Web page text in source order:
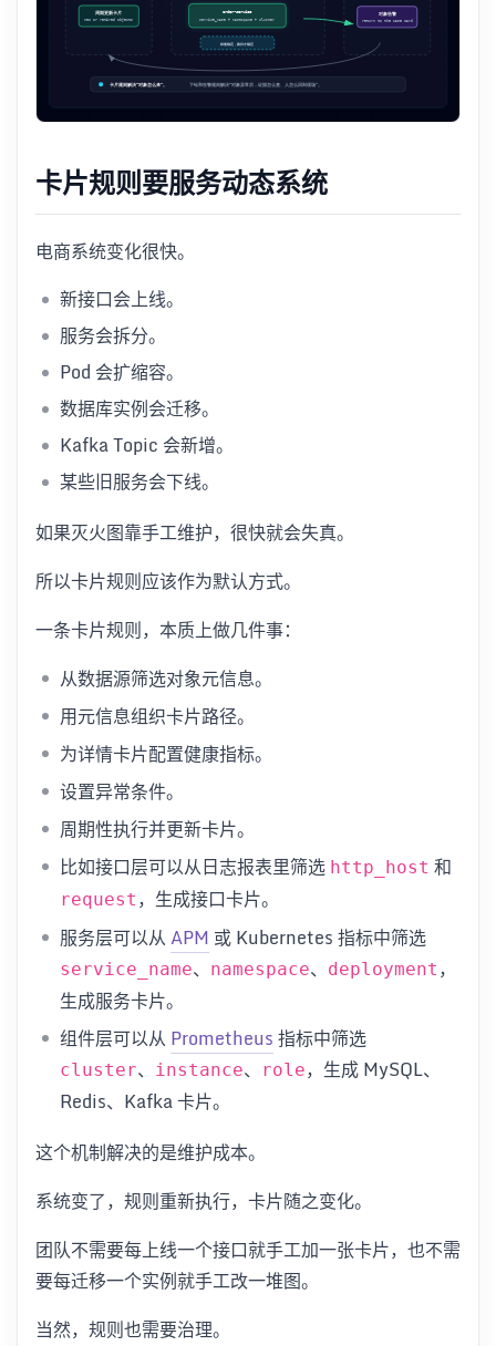
卡片规则要服务动态系统
电商系统变化很快。
新接口会上线。
服务会拆分。
Pod 会扩缩容。
数据库实例会迁移。
Kafka Topic 会新增。
某些旧服务会下线。
如果灭火图靠手工维护，很快就会失真。
所以卡片规则应该作为默认方式。
一条卡片规则，本质上做几件事：
从数据源筛选对象元信息。
用元信息组织卡片路径。
为详情卡片配置健康指标。
设置异常条件。
周期性执行并更新卡片。
比如接口层可以从日志报表里筛选 http_host 和
request ，生成接口卡片。
服务层可以从APM 或 Kubernetes 指标中筛选
service_name、 namespace、 deployment ，
生成服务卡片。
组件层可以从 Prometheus指标中筛选
cluster、 instance、 role，生成 MySQL、
Redis、Kafka 卡片。
这个机制解决的是维护成本。
系统变了，规则重新执行，卡片随之变化。
团队不需要每上线一个接口就手工加一张卡片，也不需
要每迁移一个实例就手工改一堆图。
当然，规则也需要治理。